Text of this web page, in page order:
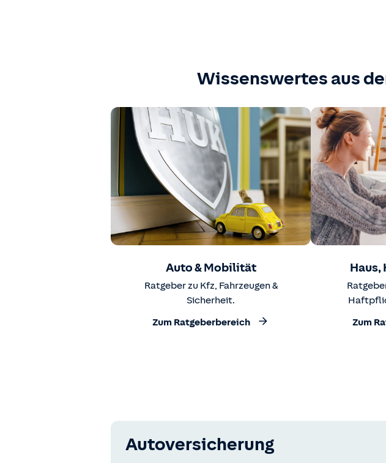
Wissenswertes aus
Auto & Mobilität
Ratgeber zu Kfz, Fahrzeugen &
Sicherheit.
Zum Ratgeberbereich
Haus,
Zum
Autoversicherung